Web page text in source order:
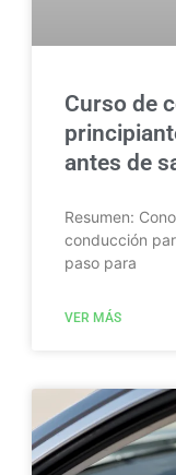
Curso de
antes de
Resumen:
conducción
paso para
VER MÁS